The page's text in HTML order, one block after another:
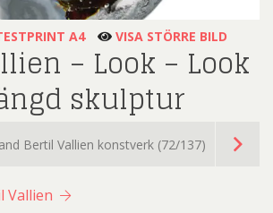
A4 VISA STÖRRE BILD
– Look – Look
skulptur
Bertil Vallien konstverk (72/137)
Vallien